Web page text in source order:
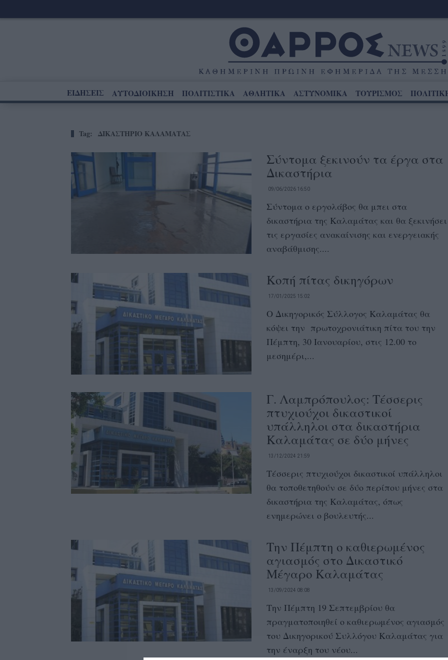
ΕΙΔΗΣΕΙΣ ΑΥΤΟΔΙΟΙΚΗΣΗ ΠΟΛΙΤΙΣΤΙΚΑ ΑΘΛΗΤΙΚΑ ΑΣΤΥΝΟΜΙΚΑ ΤΟΥΡΙΣΜΟΣ
Tag: ΔΙΚΑΣΤΗΡΙΟ ΚΑΛΑΜΑΤΑΣ
Σύντομα ξεκινούν τα έργα στα
Δικαστήρια
09/06/2026 16:50
Σύντομα ο εργολάβος θα μπει στα
δικαστήρια της Καλαμάτας και θα ξεκινήσει
τις εργασίες ανακαίνισης και ενεργειακής
αναβάθμισης....
Κοπή πίτας δικηγόρων
17/01/2025 15:02
Ο Δικηγορικός Σύλλογος Καλαμάτας θα
κόψει την πρωτοχρονιάτικη πίτα του την
Πέμπτη, 30 Ιανουαρίου, στις 12.00 το
μεσημέρι,...
Γ. Λαμπρόπουλος: Τέσσερις
πτυχιούχοι δικαστικοί
υπάλληλοι στα δικαστήρια
Καλαμάτας σε δύο μήνες
13/12/2024 21:59
Τέσσερις πτυχιούχοι δικαστικοί υπάλληλοι
θα τοποθετηθούν σε δύο περίπου μήνες στα
δικαστήρια της Καλαμάτας, όπως
ενημερώνει ο βουλευτής...
Την Πέμπτη ο καθιερωμένος
αγιασμός στο Δικαστικό
Μέγαρο Καλαμάτας
13/09/2024 08:08
Την Πέμπτη 19 Σεπτεμβρίου θα
πραγματοποιηθεί ο καθιερωμένος αγιασμός
του Δικηγορικού Συλλόγου Καλαμάτας για
την έναρξη του νέου...